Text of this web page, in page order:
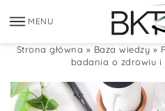
MENU
Strona główna » Baza wiedzy »
badania o zdrowiu i